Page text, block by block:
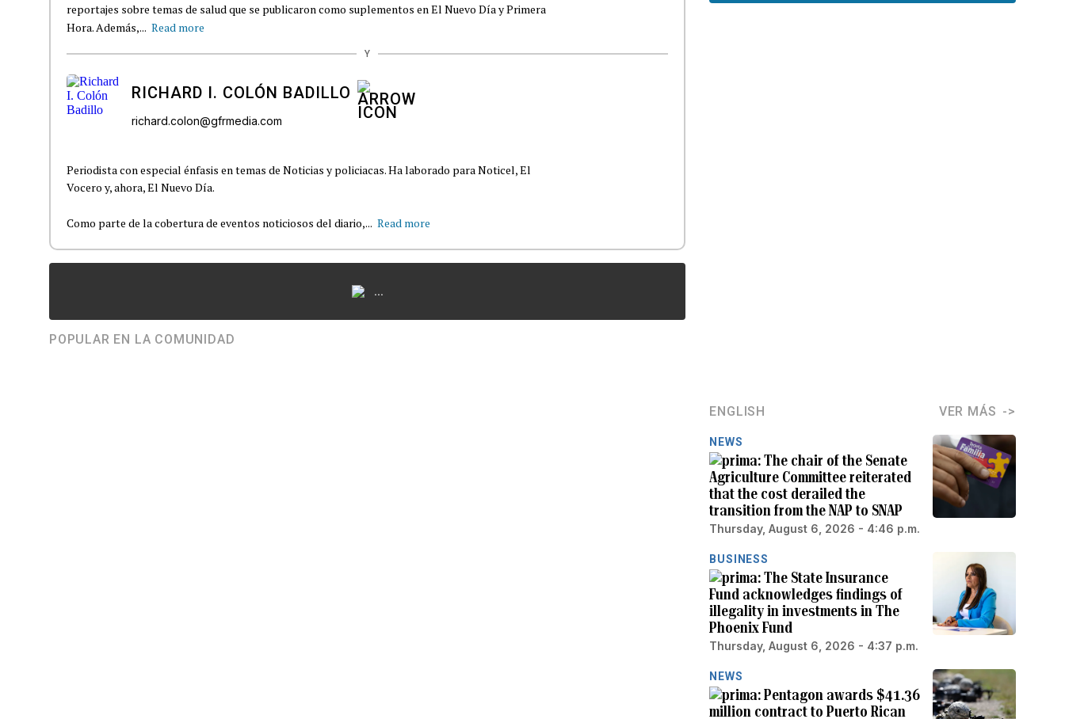
reportajes sobre temas de salud que se publicaron como suplementos en El Nuevo Día y Primera
Hora. Además,... Read more
Y
RICHARD I. COLÓN BADILLO
richard.colon@gfrmedia.com
Periodista con especial énfasis en temas de Noticias y policiacas. Ha laborado para Noticel, El
Vocero y, ahora, El Nuevo Día.
Como parte de la cobertura de eventos noticiosos del diario,... Read more
...
POPULAR EN LA COMUNIDAD
ENGLISH VER MÁS
NEWS
The chair of the Senate
Agriculture Committee reiterated
that the cost derailed the
transition from the NAP to SNAP
Thursday, August 6, 2026 - 4:46 p.m.
BUSINESS
The State Insurance
Fund acknowledges findings of
illegality in investments in The
Phoenix Fund
Thursday, August 6, 2026 - 4:37 p.m.
NEWS
Pentagon awards $41.36
million contract to Puerto Rican